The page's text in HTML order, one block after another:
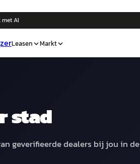
met AI
Leasen Markt
stad
geverifieerde dealers bij jou in de